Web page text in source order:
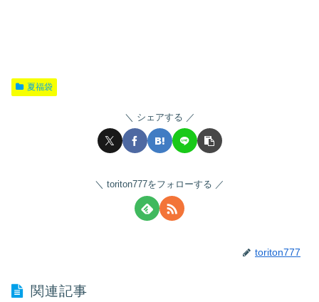
夏福袋
シェアする
toriton777をフォローする
toriton777
関連記事